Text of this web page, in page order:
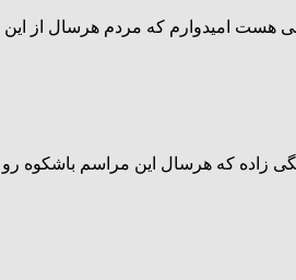
هست امیدوارم که مردم هرسال از
زاده که هرسال این مراسم باشکوه رو